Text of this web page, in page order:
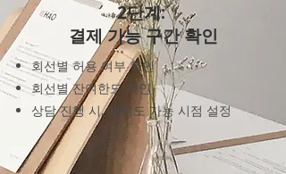
2단계:
결제 가능 구간 확인
회선별 허용 여부 확인
회선별 잔여한도 확인
상담 진행 시, 재시도 가능 시점 설정